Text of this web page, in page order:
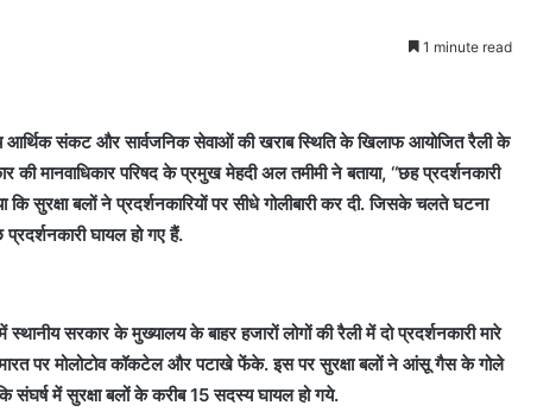
1 minute read
आर्थिक संकट और सार्वजनिक सेवाओं की खराब स्थिति के खिलाफ आयोजित रैली के
की मानवाधिकार परिषद के प्रमुख मेहदी अल तमीमी ने बताया, ‘‘छह प्रदर्शनकारी
सुरक्षा बलों ने प्रदर्शनकारियों पर सीधे गोलीबारी कर दी. जिसके चलते घटना
घायल हो गए हैं.
स्थानीय सरकार के मुख्यालय के बाहर हजारों लोगों की रैली में दो प्रदर्शनकारी मारे
पर मोलोटोव कॉकटेल और पटाखे फेंके. इस पर सुरक्षा बलों ने आंसू गैस के गोले
संघर्ष में सुरक्षा बलों के करीब 15 सदस्य घायल हो गये.